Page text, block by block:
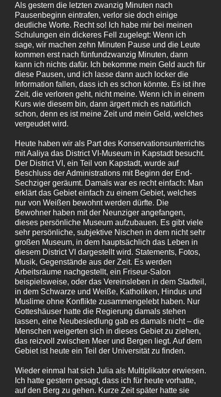
Als gestern die letzten zwanzig Minuten nach
Pausenbeginn eintrafen, verlor sie doch einige
deutliche Worte. Recht so! Ich habe mir bei meinen
Schulungen ein dickeres Fell zugelegt: Wenn ich
sage, wir machen zehn Minuten Pause und die Leute
kommen erst nach fünfundzwanzig Minuten, dann
kann ich nichts dafür. Ich bekomme mein Geld auch für
diese Pausen, und ich lasse dann auch locker die
Information fallen, dass ich es schon könnte. Es ist ihre
Zeit, die verloren geht, nicht meine. Wenn ich in einem
Kurs wie diesem bin, dann ärgert mich es natürlich
schon, denn es ist meine Zeit und mein Geld, welches
vergeudet wird.
Heute haben wir als Part des Konservationsunterrichts
mit Aaliya das District VI-Museum in Kapstadt besucht.
Der District VI, ein Teil von Kapstadt, wurde auf
Beschluss der Administrations mit Beginn der End-
Sechziger geräumt. Damals war es recht einfach: Man
erklärt das Gebiet einfach zu einem Gebiet, welches
nur von Weißen bewohnt werden dürfte. Die
Bewohner haben mit der Neunziger angefangen,
dieses persönliche Museum aufzubauen. Es gibt viele
sehr persönliche, subjektive Nischen in dem nicht sehr
großen Museum, in dem hauptsächlich das Leben in
diesem District VI dargestellt wird. Statements, Fotos,
Musik, Gegenstände aus der Zeit. Es werden
Arbeitsräume nachgestellt, ein Friseur-Salon
beispielsweise, oder das Vereinsleben in dem Stadteil,
in dem Schwarze und Weiße, Katholiken, Hindus und
Muslime ohne Konflikte zusammengelebt haben. Nur
Gotteshäuser hatte die Regierung damals stehen
lassen, eine Neubesiedlung gab es damals nicht – die
Menschen weigerten sich in dieses Gebiet zu ziehen,
das reizvoll zwischen Meer und Bergen liegt. Auf dem
Gebiet ist heute ein Teil der Universität zu finden.
Wieder einmal hat sich Julia als Multiplikator erwiesen.
Ich hatte gestern gesagt, dass ich für heute vorhatte,
auf den Berg zu gehen. Kurze Zeit später hatte sie